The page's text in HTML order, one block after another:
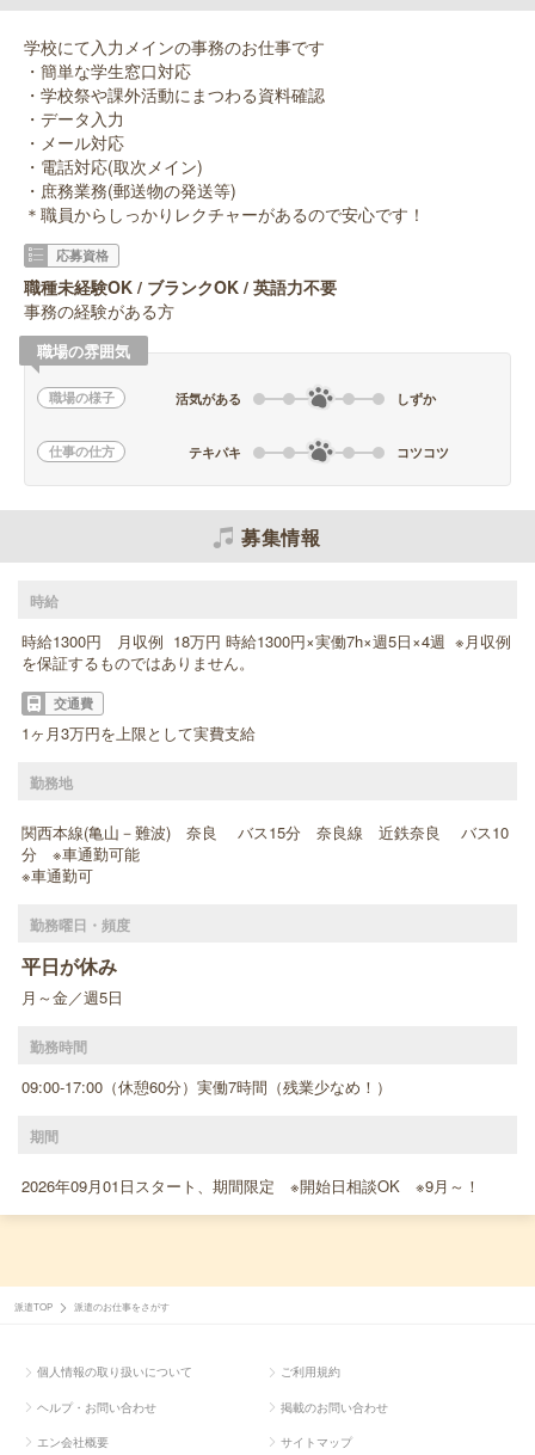
学校にて入力メインの事務のお仕事です
・簡単な学生窓口対応
・学校祭や課外活動にまつわる資料確認
・データ入力
・メール対応
・電話対応(取次メイン)
・庶務業務(郵送物の発送等)
＊職員からしっかりレクチャーがあるので安心です！
応募資格
職種未経験OK / ブランクOK / 英語力不要
事務の経験がある方
職場の雰囲気
職場の様子 活気がある しずか
仕事の仕方 テキパキ コツコツ
募集情報
時給
時給1300円 月収例 18万円 時給1300円×実働7h×週5日×4週 ※月収例
を保証するものではありません。
交通費
1ヶ月3万円を上限として実費支給
勤務地
関西本線(亀山－難波) 奈良 バス15分 奈良線 近鉄奈良 バス10
分 ※車通勤可能
※車通勤可
勤務曜日・頻度
平日が休み
月～金／週5日
勤務時間
09:00-17:00（休憩60分）実働7時間（残業少なめ！）
期間
2026年09月01日スタート、期間限定 ※開始日相談OK ※9月～！
派遣TOP 派遣のお仕事をさがす
個人情報の取り扱いについて ご利用規約
ヘルプ・お問い合わせ 掲載のお問い合わせ
エン会社概要 サイトマップ